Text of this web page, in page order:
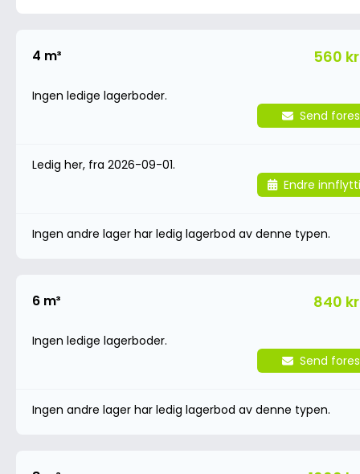
4 m³ 560 kr
Ingen ledige lagerboder.
Send
Ledig her, fra 2026-09-01.
Endre
Ingen andre lager har ledig lagerbod av denne typen.
6 m³ 840 kr
Ingen ledige lagerboder.
Send
Ingen andre lager har ledig lagerbod av denne typen.